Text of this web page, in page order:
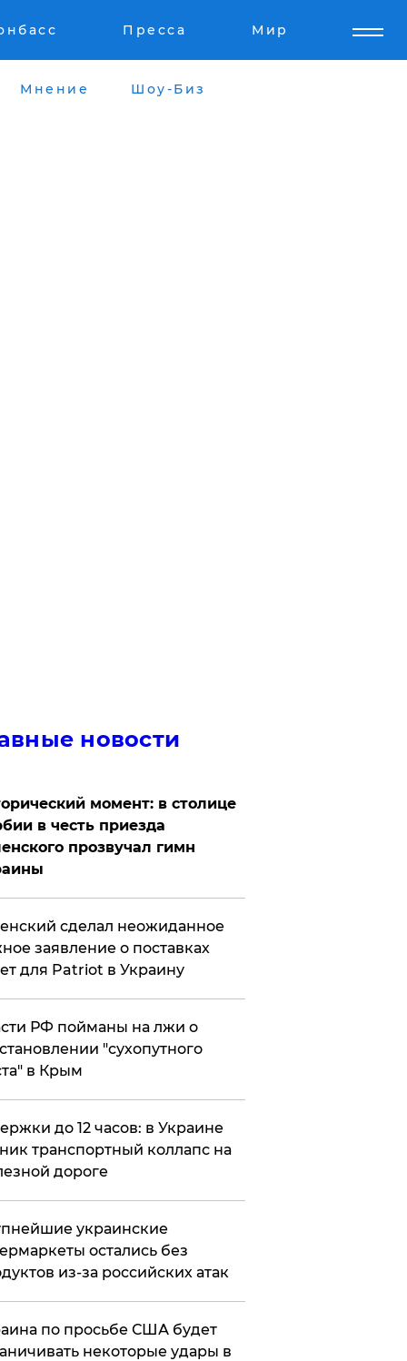
Пресса Мир
Мнение Шоу-Биз
новости
момент: в столице
в честь приезда
прозвучал гимн
сделал неожиданное
заявление о поставках
для Patriot в Украину
РФ пойманы на лжи о
"сухопутного
в Крым
до 12 часов: в Украине
транспортный коллапс на
дороге
украинские
остались без
из-за российских атак
по просьбе США будет
некоторые удары в